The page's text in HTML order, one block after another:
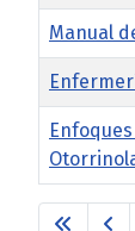
Artículos
Manual